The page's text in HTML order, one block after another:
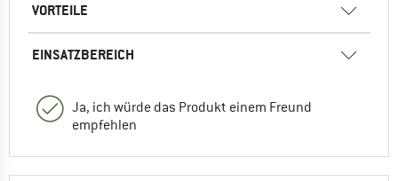
VORTEILE
EINSATZBEREICH
Ja, ich würde das Produkt einem Freund
empfehlen